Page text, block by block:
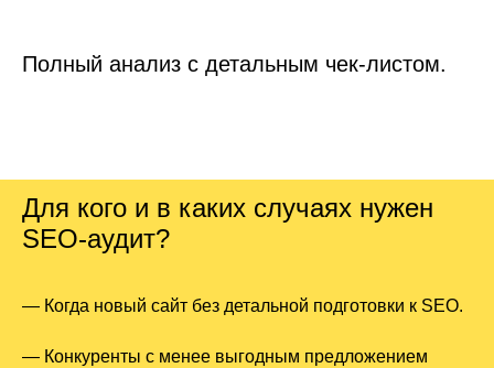
Полный анализ с детальным чек-листом.
Для кого и в каких случаях нужен
SEO-аудит?
— Когда новый сайт без детальной подготовки к SEO.
— Конкуренты с менее выгодным предложением